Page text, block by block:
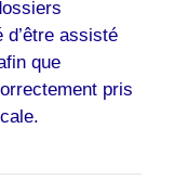
assisté
que
pris